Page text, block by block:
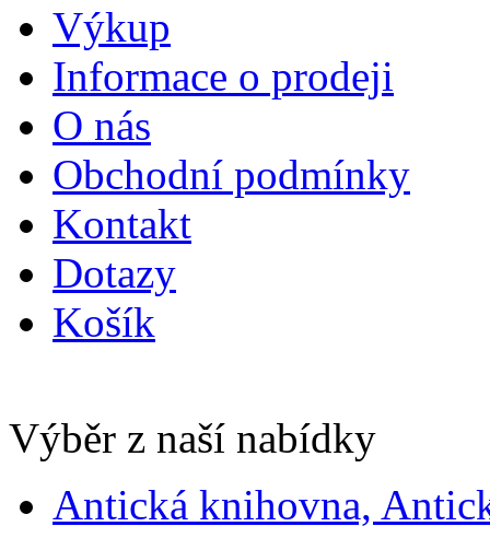
Výkup
Informace o prodeji
O nás
Obchodní podmínky
Kontakt
Dotazy
Košík
Výběr z naší nabídky
Antická knihovna,